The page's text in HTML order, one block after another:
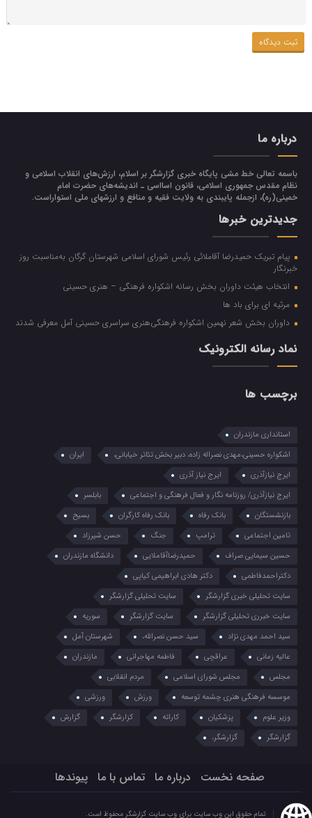
درباره ما
باسمه تعالی خط مشی پایگاه خبری گزارشگر بر اسلام، ارزش‌هاي انقلاب اسلامي و
نظام مقدس جمهوري اسلامي، قانون اسااسی ـ انديشه‌هاي حضرت امام
خميني(ره)، ازجمله پایبندی به ولايت فقيه و منافع و ارزشهاي ملي استواراست.
جدیدترین خبرها
پیام تبریک حمیدرضا آقاملائی رئیس شورای اسلامی شهرستان گرگان به‌مناسبت روز
خبرنگار
انتخاب هیئت داوران بخش رسانه اشکواره فرهنگی‌ – هنری حسینی
مرثیه ای برای باد ها
داوران بخش شعر نهمین اشکواره فرهنگی‌هنری سراسری حسینی آمل معرفی شدند
نماد رسانه الکترونیک
برچسب ها
استانداری مازندران
اشکواره حسینی،مهدی نصراله زاده، دبیر بخش تئاتر خیابانی،
ایران
ایرج نیازآذری
ایرج نیاز آذری
ایرج نیازآذری/ روزنامه نگار و فعال فرهنگی و اجتماعی
بابلسر
بازنشستگان
بانک رفاه بانک رفاه کارگران
بسیح
تامین اجتماعی
ترامپ جنگ
حسن شیرزاد
حسین سیمایی صراف
حمیدرضاآقاملایی
دانشگاه مازندران
دکتراحمدفاطمی
دکتر هادی ابراهیمی کیاپی
سایت تحلیلی خبری گزارشگر
سایت تحلیلی گزارشگر
سایت خبرری تحلیلی گزارشگر
سایت گزارشگر
سوریه
سید احمد مهدی نژاد
سید حسن نصرالله،
شهرستان آمل
عالیه زمانی
عراقچی فاطمه مهاجرانی
مازندران
مجلس
مجلس شورای اسلامی
مردم انقلابی
موسسه فرهنگی هنری چشمه توسعه
ورزش
ورزشی
وزیر علوم
پزشکیان کاراته کزارشگر
گزارش
گزارشگر
گزارشگر،
صفحه نخست درباره ما تماس با ما پیوندها
تمام حقوق این وب سایت برای وب سایت گزارشگر محفوظ است.